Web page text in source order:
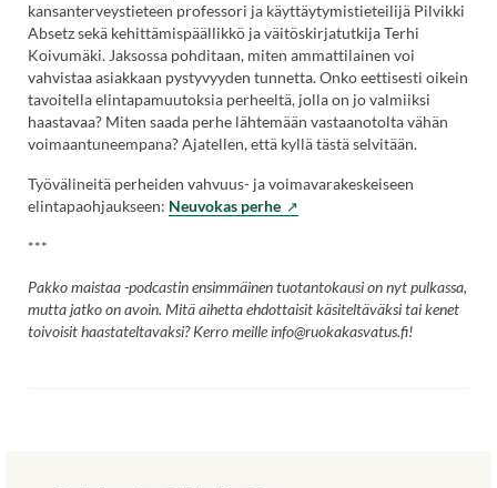
Linkki
avautuu
uuteen
välilehteen.)
kansanterveystieteen professori ja käyttäytymistieteilijä Pilvikki
Absetz sekä kehittämispäällikkö ja väitöskirjatutkija Terhi
Koivumäki. Jaksossa pohditaan, miten ammattilainen voi
vahvistaa asiakkaan pystyvyyden tunnetta. Onko eettisesti oikein
tavoitella elintapamuutoksia perheeltä, jolla on jo valmiiksi
haastavaa? Miten saada perhe lähtemään vastaanotolta vähän
voimaantuneempana? Ajatellen, että kyllä tästä selvitään.
Työvälineitä perheiden vahvuus- ja voimavarakeskeiseen
elintapaohjaukseen: Neuvokas perhe(Vieraile
avautuu
uuteen
välilehteen.)
***
Pakko maistaa -podcastin ensimmäinen tuotantokausi on nyt pulkassa,
mutta jatko on avoin. Mitä aihetta ehdottaisit käsiteltäväksi tai kenet
toivoisit haastateltavaksi? Kerro meille info@ruokakasvatus.fi!